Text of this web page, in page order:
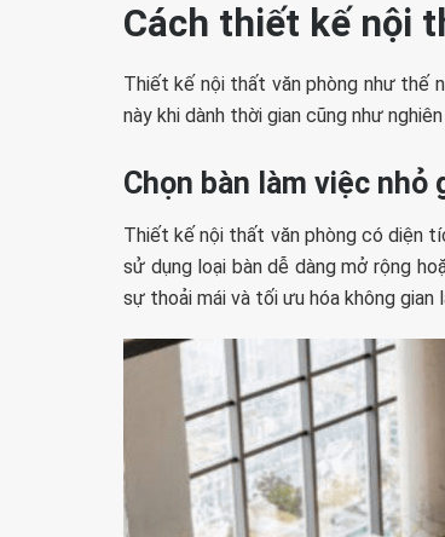
Cách thiết kế nội
Thiết kế nội thất văn phòng như thế
này khi dành thời gian cũng như
Chọn bàn làm việc nhỏ
Thiết kế nội thất văn phòng có diện
sử dụng loại bàn dễ dàng mở rộng
sự thoải mái và tối ưu hóa không gian